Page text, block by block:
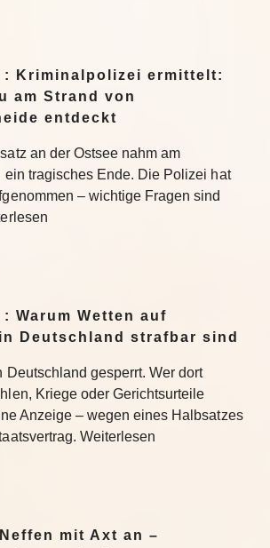
: Kriminalpolizei ermittelt:
am Strand von
entdeckt
an der Ostsee nahm am
ein tragisches Ende. Die Polizei hat
– wichtige Fragen sind
Warum Wetten auf
Deutschland strafbar sind
Deutschland gesperrt. Wer dort
Kriege oder Gerichtsurteile
Anzeige – wegen eines Halbsatzes
Weiterlesen
mit Axt an –